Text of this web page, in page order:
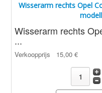
Wisserarm rechts Opel
Wisserarm rechts
...
Verkoopprijs 15,00 €